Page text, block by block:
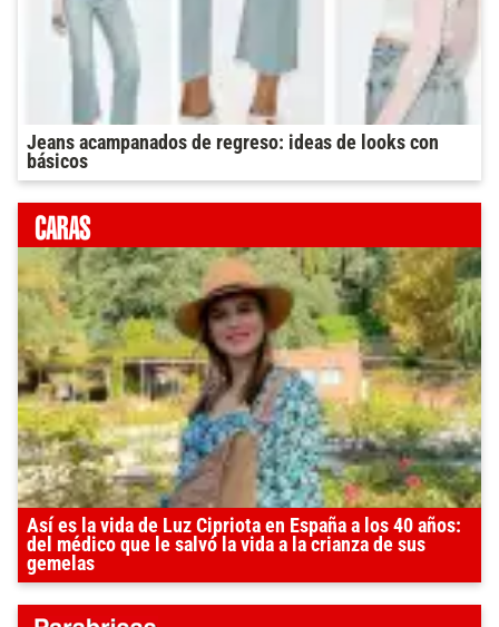
Jeans acampanados de regreso: ideas de looks con
básicos
Así es la vida de Luz Cipriota en España a los 40 años:
del médico que le salvó la vida a la crianza de sus
gemelas